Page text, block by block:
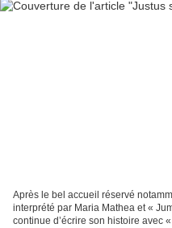
Après le bel accueil réservé
interprété par Maria Mathea et «
continue d’écrire son histoire avec